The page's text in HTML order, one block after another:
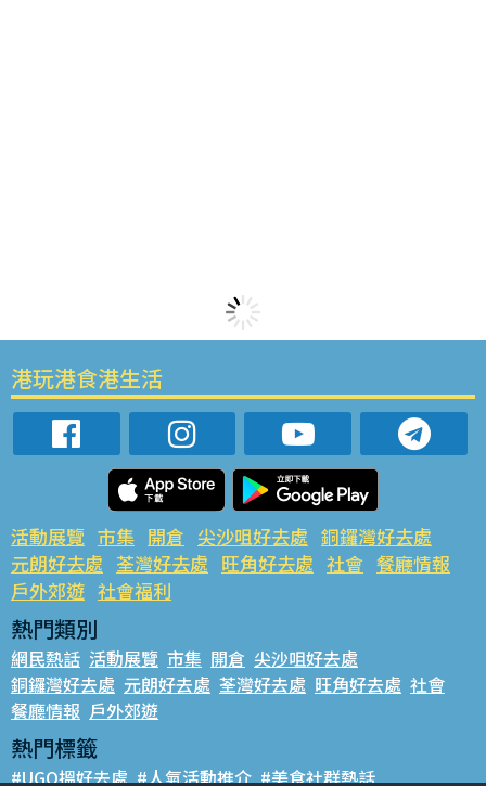
港玩港食港生活
活動展覽 市集 開倉 尖沙咀好去處 銅鑼灣好去處
元朗好去處 荃灣好去處 旺角好去處 社會 餐廳情報
戶外郊遊 社會福利
熱門類別
網民熱話 活動展覽 市集 開倉 尖沙咀好去處
銅鑼灣好去處 元朗好去處 荃灣好去處 旺角好去處 社會
餐廳情報 戶外郊遊
熱門標籤
#UGO搵好去處 #人氣活動推介 #美食社群熱話